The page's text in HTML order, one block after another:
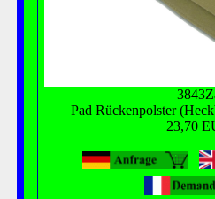
Pad Rückenpolster
23,70